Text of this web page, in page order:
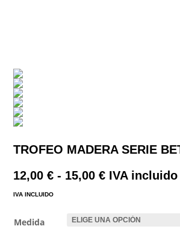
TROFEO MADERA SERIE
12,00€ - 15,00€Rango
desde
IVA incluido
IVA INCLUIDO
Medida